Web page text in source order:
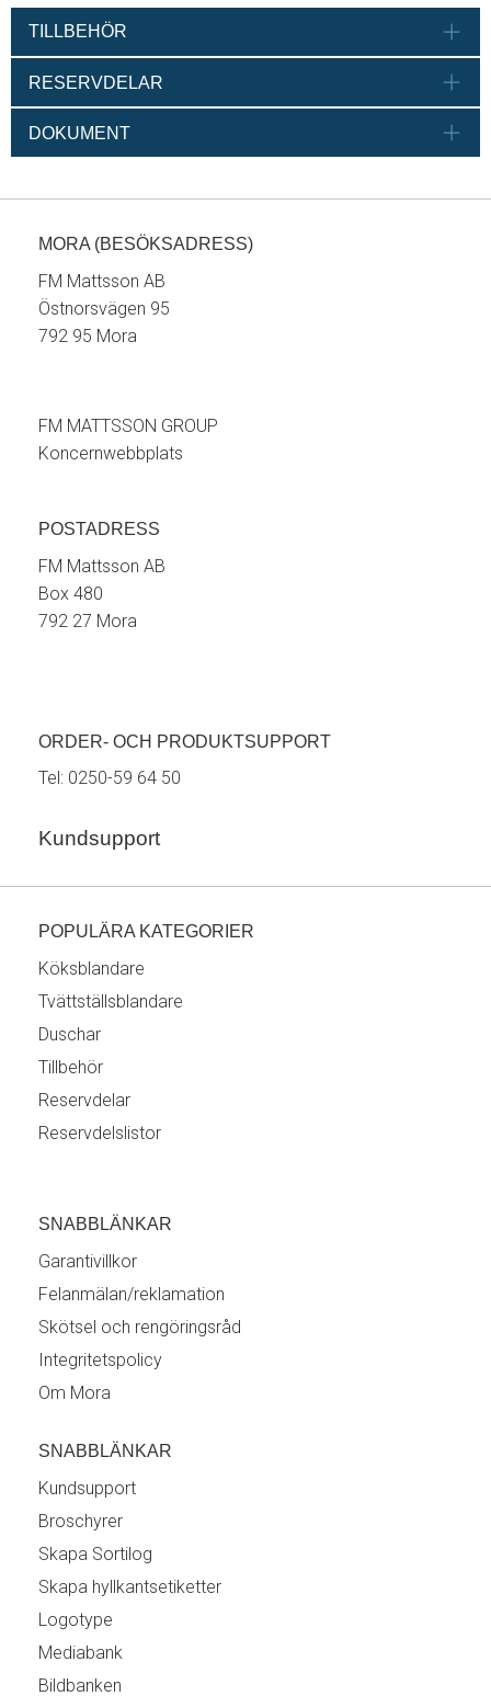
TILLBEHÖR
RESERVDELAR
DOKUMENT
MORA (BESÖKSADRESS)
FM Mattsson AB
Östnorsvägen 95
792 95 Mora
FM MATTSSON GROUP
Koncernwebbplats
POSTADRESS
FM Mattsson AB
Box 480
792 27 Mora
ORDER- OCH PRODUKTSUPPORT
Tel: 0250-59 64 50
Kundsupport
POPULÄRA KATEGORIER
Köksblandare
Tvättställsblandare
Duschar
Tillbehör
Reservdelar
Reservdelslistor
SNABBLÄNKAR
Garantivillkor
Felanmälan/reklamation
Skötsel och rengöringsråd
Integritetspolicy
Om Mora
SNABBLÄNKAR
Kundsupport
Broschyrer
Skapa Sortilog
Skapa hyllkantsetiketter
Logotype
Mediabank
Bildbanken